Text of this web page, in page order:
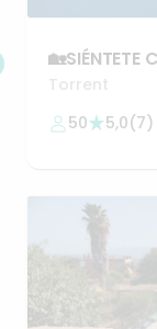
🏡SIÉNTETE
MAKE
Torrent
50
5,0(7)